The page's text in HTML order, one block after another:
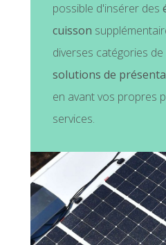
possible d'insérer des
cuisson
diverses catégories
solutions de
en avant vos propres
services.